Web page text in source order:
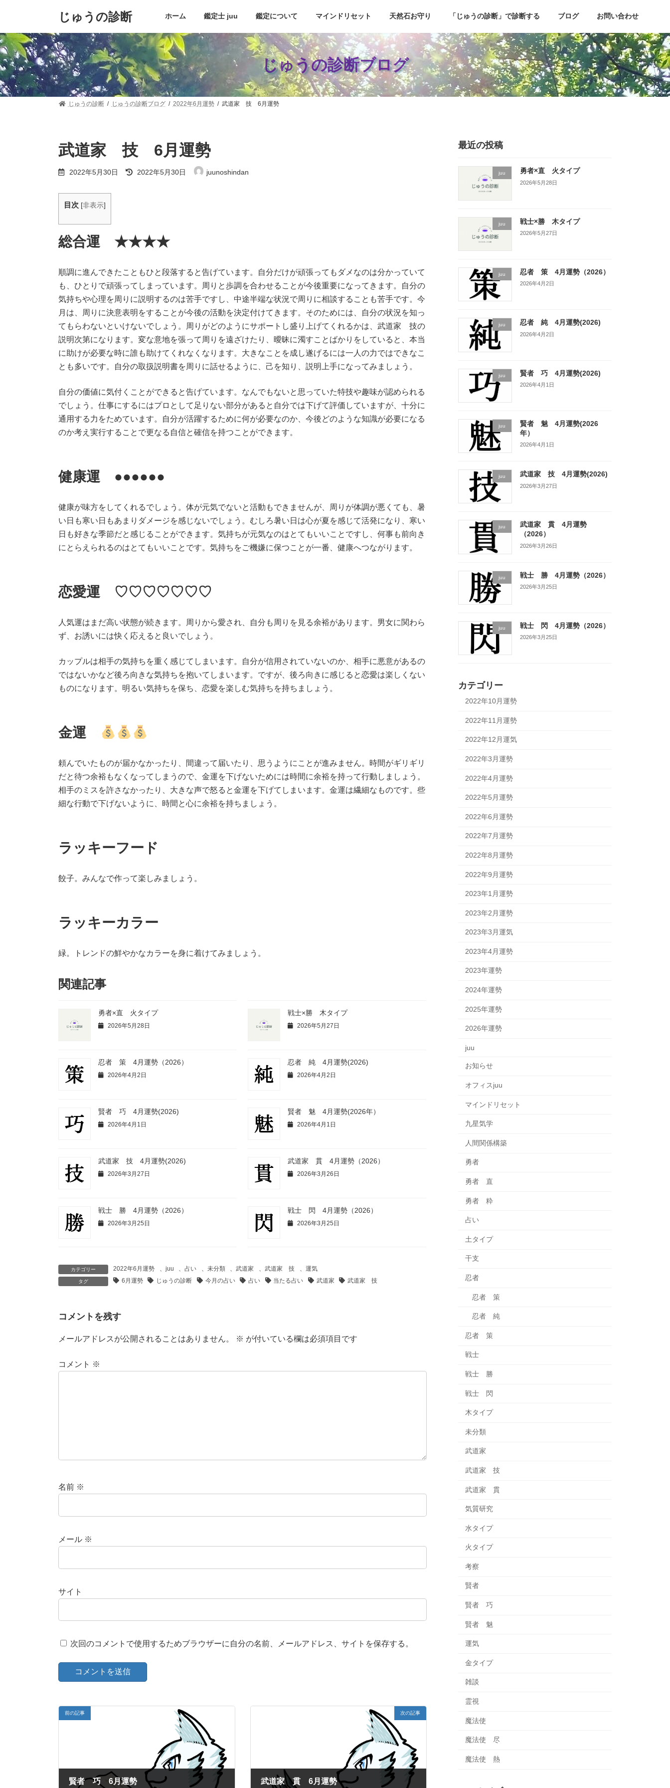
ン
ツ
へ
ス
キ
ッ
プ
ー
シ
ョ
ン
に
移
動
じゅうの診断 ホーム 鑑定士 juu 鑑定について マインドリセット 天然石お守り 「じゅうの診断」で診断する ブログ お問い合わせ
じゅうの診断ブログ
じゅうの診断 じゅうの診断ブログ 2022年6月運勢 武道家 技 6月運勢
武道家 技 6月運勢
2022年5月30日
最
終
2022年5月30日 juunoshindan
目次 [非表示]
総合運 ★★★★
順調に進んできたこともひと段落すると告げています。自分だけが頑張ってもダメなのは分かっていて
も、ひとりで頑張ってしまっています。周りと歩調を合わせることが今後重要になってきます。自分の
気持ちや心理を周りに説明するのは苦手ですし、中途半端な状況で周りに相談することも苦手です。今
月は、周りに決意表明をすることが今後の活動を決定付けてきます。そのためには、自分の状況を知っ
てもらわないといけないでしょう。周りがどのようにサポートし盛り上げてくれるかは、武道家 技の
説明次第になります。変な意地を張って周りを遠ざけたり、曖昧に濁すことばかりをしていると、本当
に助けが必要な時に誰も助けてくれなくなります。大きなことを成し遂げるには一人の力ではできなこ
とも多いです。自分の取扱説明書を周りに話せるように、己を知り、説明上手になってみましょう。
自分の価値に気付くことができると告げています。なんでもないと思っていた特技や趣味が認められる
でしょう。仕事にするにはプロとして足りない部分があると自分では下げて評価していますが、十分に
通用する力をためています。自分が活躍するために何が必要なのか、今後どのような知識が必要になる
のか考え実行することで更なる自信と確信を持つことができます。
健康運 ●●●●●●
健康が味方をしてくれるでしょう。体が元気でないと活動もできませんが、周りが体調が悪くても、暑
い日も寒い日もあまりダメージを感じないでしょう。むしろ暑い日は心が夏を感じて活発になり、寒い
日も好きな季節だと感じることができます。気持ちが元気なのはとてもいいことですし、何事も前向き
にとらえられるのはとてもいいことです。気持ちをご機嫌に保つことが一番、健康へつながります。
恋愛運 ♡♡♡♡♡♡♡
人気運はまだ高い状態が続きます。周りから愛され、自分も周りを見る余裕があります。男女に関わら
ず、お誘いには快く応えると良いでしょう。
カップルは相手の気持ちを重く感じてしまいます。自分が信用されていないのか、相手に悪意があるの
ではないかなど後ろ向きな気持ちを抱いてしまいます。ですが、後ろ向きに感じると恋愛は楽しくない
ものになります。明るい気持ちを保ち、恋愛を楽しむ気持ちを持ちましょう。
金運
頼んでいたものが届かなかったり、間違って届いたり、思うようにことが進みません。時間がギリギリ
だと待つ余裕もなくなってしまうので、金運を下げないためには時間に余裕を持って行動しましょう。
相手のミスを許さなかったり、大きな声で怒ると金運を下げてしまいます。金運は繊細なものです。些
細な行動で下げないように、時間と心に余裕を持ちましょう。
ラッキーフード
餃子。みんなで作って楽しみましょう。
ラッキーカラー
緑。トレンドの鮮やかなカラーを身に着けてみましょう。
関連記事
勇者×直 火タイプ
2026年5月28日
戦士×勝 木タイプ
2026年5月27日
忍者 策 4月運勢（2026）
2026年4月2日
忍者 純 4月運勢(2026)
2026年4月2日
賢者 巧 4月運勢(2026)
2026年4月1日
賢者 魅 4月運勢(2026年）
2026年4月1日
武道家 技 4月運勢(2026)
2026年3月27日
武道家 貫 4月運勢（2026）
2026年3月26日
戦士 勝 4月運勢（2026）
2026年3月25日
戦士 閃 4月運勢（2026）
2026年3月25日
カテゴリー 2022年6月運勢 、 juu 、占い 、 未分類 、武道家 、 武道家 技 、 運気
タグ 6月運勢 じゅうの診断 今月の占い 占い 当たる占い 武道家 武道家 技
コメントを残す
メールアドレスが公開されることはありません。 ※ が付いている欄は必須項目です
コメント ※
名前 ※
メール ※
サイト
次回のコメントで使用するためブラウザーに自分の名前、メールアドレス、サイトを保存する。
前の記事
賢者 巧 6月運勢
次の記事
武道家 貫 6月運勢
最近の投稿
juu 勇者×直 火タイプ
2026年5月28日
juu 戦士×勝 木タイプ
2026年5月27日
juu 忍者 策 4月運勢（2026）
2026年4月2日
juu 忍者 純 4月運勢(2026)
2026年4月2日
juu 賢者 巧 4月運勢(2026)
2026年4月1日
juu
賢者 魅 4月運勢(2026
年）
2026年4月1日
juu 武道家 技 4月運勢(2026)
2026年3月27日
juu
武道家 貫 4月運勢
（2026）
2026年3月26日
juu 戦士 勝 4月運勢（2026）
2026年3月25日
juu 戦士 閃 4月運勢（2026）
2026年3月25日
カテゴリー
2022年10月運勢
2022年11月運勢
2022年12月運気
2022年3月運勢
2022年4月運勢
2022年5月運勢
2022年6月運勢
2022年7月運勢
2022年8月運勢
2022年9月運勢
2023年1月運勢
2023年2月運勢
2023年3月運気
2023年4月運勢
2023年運勢
2024年運勢
2025年運勢
2026年運勢
juu
お知らせ
オフィスjuu
マインドリセット
九星気学
人間関係構築
勇者
勇者 直
勇者 粋
占い
土タイプ
干支
忍者
忍者 策
忍者 純
忍者 策
戦士
戦士 勝
戦士 閃
木タイプ
未分類
武道家
武道家 技
武道家 貫
気質研究
水タイプ
火タイプ
考察
賢者
賢者 巧
賢者 魅
運気
金タイプ
雑談
霊視
魔法使
魔法使 尽
魔法使 熱